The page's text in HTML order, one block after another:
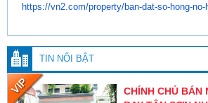
https://vn2.com/property/ban-dat-so-hong-
TIN NỔI BẬT
CHÍNH CHỦ BÁN